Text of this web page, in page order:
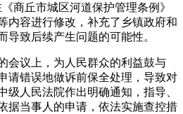
商丘市城区河道保护管理条例》
内容进行修改，补充了乡镇政府和
致后续产生问题的可能性。
议上，为人民群众的利益鼓与
请错误地做诉前保全处理，导致对
人民法院作出明确通知，指导、
据当事人的申请，依法实施查控措